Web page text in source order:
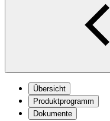
Übersicht
Produktprogramm
Dokumente